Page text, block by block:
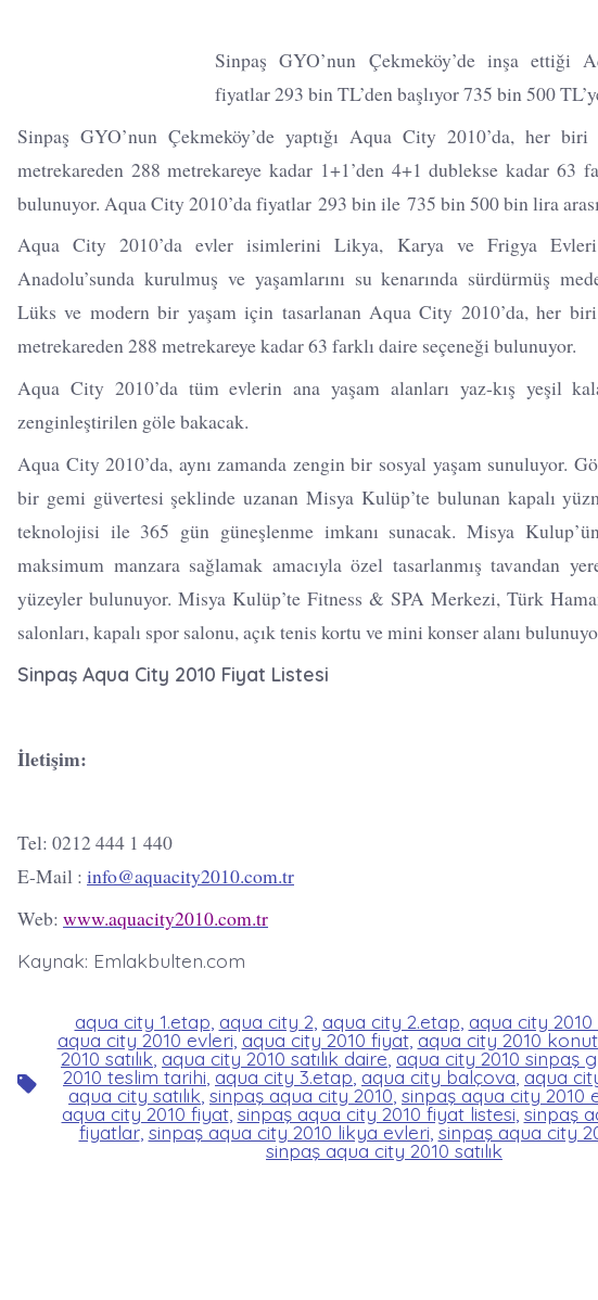
Sinpaş GYO’nun Çekmeköy’de inşa ettiği
fiyatlar 293 bin TL’den başlıyor 735 bin 500
Sinpaş GYO’nun Çekmeköy’de yaptığı Aqua City 2010’da, her
metrekareden 288 metrekareye kadar 1+1’den 4+1 dublekse kadar 63
bulunuyor. Aqua City 2010’da fiyatlar 293 bin ile 735 bin 500 bin lira
Aqua City 2010’da evler isimlerini Likya, Karya ve Frigya
Anadolu’sunda kurulmuş ve yaşamlarını su kenarında sürdürmüş
Lüks ve modern bir yaşam için tasarlanan Aqua City 2010’da, her
metrekareden 288 metrekareye kadar 63 farklı daire seçeneği bulunuyor.
Aqua City 2010’da tüm evlerin ana yaşam alanları yaz-kış yeşil
zenginleştirilen göle bakacak.
Aqua City 2010’da, aynı zamanda zengin bir sosyal yaşam sunuluyor.
bir gemi güvertesi şeklinde uzanan Misya Kulüp’te bulunan kapalı
teknolojisi ile 365 gün güneşlenme imkanı sunacak. Misya
maksimum manzara sağlamak amacıyla özel tasarlanmış tavandan
yüzeyler bulunuyor. Misya Kulüp’te Fitness & SPA Merkezi, Türk
salonları, kapalı spor salonu, açık tenis kortu ve mini konser alanı
Sinpaş Aqua City 2010 Fiyat Listesi
İletişim:
Tel: 0212 444 1 440
E-Mail : info@aquacity2010.com.tr
Web: www.aquacity2010.com.tr
Kaynak: Emlakbulten.com
Etiketler
aqua city 1.etap aqua city 2 aqua city 2.etap aqua city
aqua city 2010 evleri ,aqua city 2010 fiyat, aqua city 2010
2010 satılık aqua city 2010 satılık daire, aqua city 2010 sinpaş
2010 teslim tarihi aqua city 3.etap aqua city balçova aqua
aqua city satılık sinpaş aqua city 2010 sinpaş aqua city 2010
aqua city 2010 fiyat,sinpaş aqua city 2010 fiyat listesi sinpaş
fiyatlar, sinpaş aqua city 2010 likya evleri sinpaş aqua city
sinpaş aqua city 2010 satılık